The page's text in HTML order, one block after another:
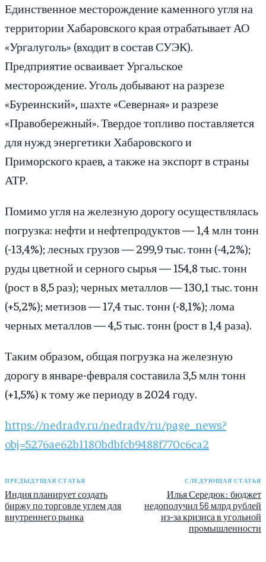
Единственное месторождение каменного угля на
территории Хабаровского края отрабатывает АО
«Ургалуголь» (входит в состав СУЭК).
Предприятие осваивает Ургальское
месторождение. Уголь добывают на разрезе
«Буреинский», шахте «Северная» и разрезе
«Правобережный». Твердое топливо поставляется
для нужд энергетики Хабаровского и
Приморского краев, а также на экспорт в страны
АТР.
Помимо угля на железную дорогу осуществлялась
погрузка: нефти и нефтепродуктов — 1,4 млн тонн
(-13,4%); лесных грузов — 299,9 тыс. тонн (-4,2%);
руды цветной и серного сырья — 154,8 тыс. тонн
(рост в 8,5 раз); черных металлов — 130,1 тыс. тонн
(+5,2%); метизов — 17,4 тыс. тонн (-8,1%); лома
черных металлов — 4,5 тыс. тонн (рост в 1,4 раза).
Таким образом, общая погрузка на железную
дорогу в январе-февраля составила 3,5 млн тонн
(+1,5%) к тому же периоду в 2024 году.
https://nedradv.ru/nedradv/ru/page_news?
obj=5276ae62b1180bdbfcb9488f770c6ca2
ПРЕДЫДУЩАЯ СТАТЬЯ
Индия планирует создать
биржу по торговле углем для
внутреннего рынка
СЛЕДУЮЩАЯ СТАТЬЯ
Илья Середюк: бюджет
недополучил 56 млрд рублей
из-за кризиса в угольной
промышленности